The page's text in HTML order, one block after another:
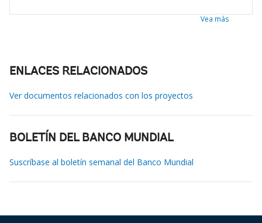
Vea más
ENLACES RELACIONADOS
Ver documentos relacionados con los proyectos
BOLETÍN DEL BANCO MUNDIAL
Suscríbase al boletín semanal del Banco Mundial